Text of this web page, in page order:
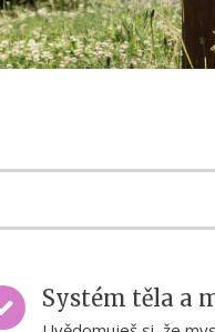
Systém těla a